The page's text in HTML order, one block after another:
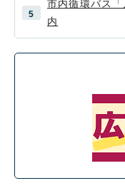
市内循環バス
内